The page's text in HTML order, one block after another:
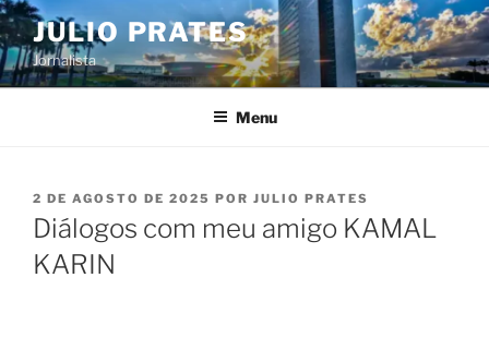
Pular
para
o
conteúdo
JULIO PRATES
Jornalista
Menu
PUBLICADO
EM
2 DE AGOSTO DE 2025 POR JULIO PRATES
Diálogos com meu amigo KAMAL
KARIN